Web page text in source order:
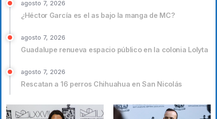
agosto 7, 2026
¿Héctor García es el as bajo la manga de MC?
agosto 7, 2026
Guadalupe renueva espacio público en la colonia Lolyta
agosto 7, 2026
Rescatan a 16 perros Chihuahua en San Nicolás